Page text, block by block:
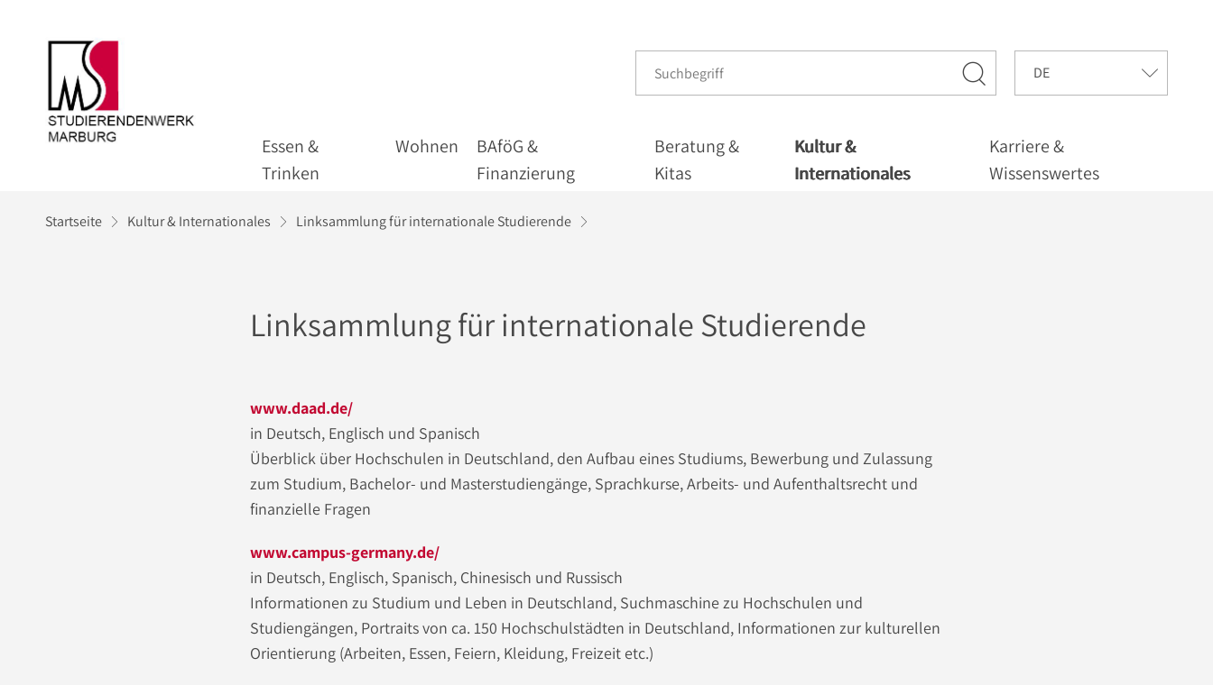
Essen &
Trinken
Wohnen
BAföG &
Finanzierung
Beratung &
Kitas
Kultur &
Internationales
Karriere &
Wissenswertes
Startseite Kultur & Internationales Linksammlung für internationale Studierende
Linksammlung für internationale Studierende
www.daad.de/
in Deutsch, Englisch und Spanisch
Überblick über Hochschulen in Deutschland, den Aufbau eines Studiums, Bewerbung und Zulassung
zum Studium, Bachelor- und Masterstudiengänge, Sprachkurse, Arbeits- und Aufenthaltsrecht und
finanzielle Fragen
www.campus-germany.de/
in Deutsch, Englisch, Spanisch, Chinesisch und Russisch
Informationen zu Studium und Leben in Deutschland, Suchmaschine zu Hochschulen und
Studiengängen, Portraits von ca. 150 Hochschulstädten in Deutschland, Informationen zur kulturellen
Orientierung (Arbeiten, Essen, Feiern, Kleidung, Freizeit etc.)